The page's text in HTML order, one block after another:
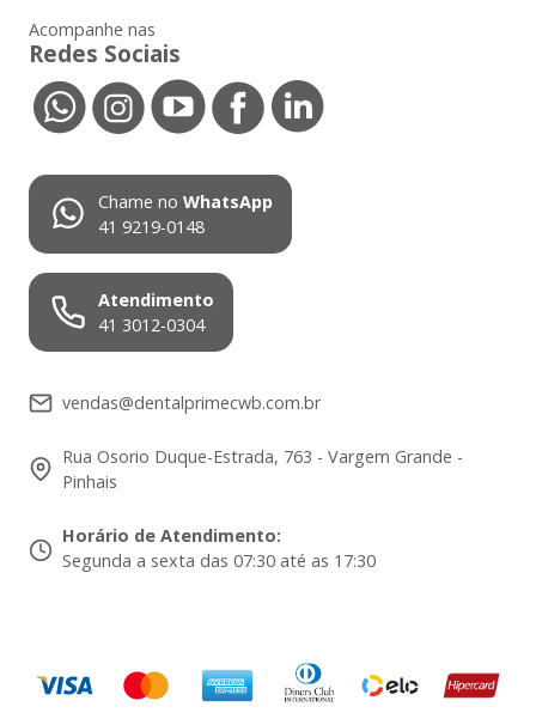
Acompanhe nas
Redes Sociais
Chame no WhatsApp
41 9219-0148
Atendimento
41 3012-0304
vendas@dentalprimecwb.com.br
Rua Osorio Duque-Estrada, 763 - Vargem Grande -
Pinhais
Horário de Atendimento:
Segunda a sexta das 07:30 até as 17:30